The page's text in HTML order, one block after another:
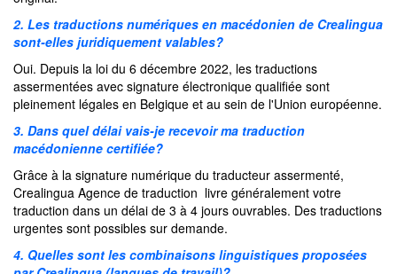
2. Les traductions numériques en macédonien de Crealingua
sont-elles juridiquement valables?
Oui. Depuis la loi du 6 décembre 2022, les traductions
assermentées avec signature électronique qualifiée sont
pleinement légales en Belgique et au sein de l'Union européenne.
3. Dans quel délai vais-je recevoir ma traduction
macédonienne certifiée?
Grâce à la signature numérique du traducteur assermenté,
Crealingua Agence de traduction livre généralement votre
traduction dans un délai de 3 à 4 jours ouvrables. Des traductions
urgentes sont possibles sur demande.
4. Quelles sont les combinaisons linguistiques proposées